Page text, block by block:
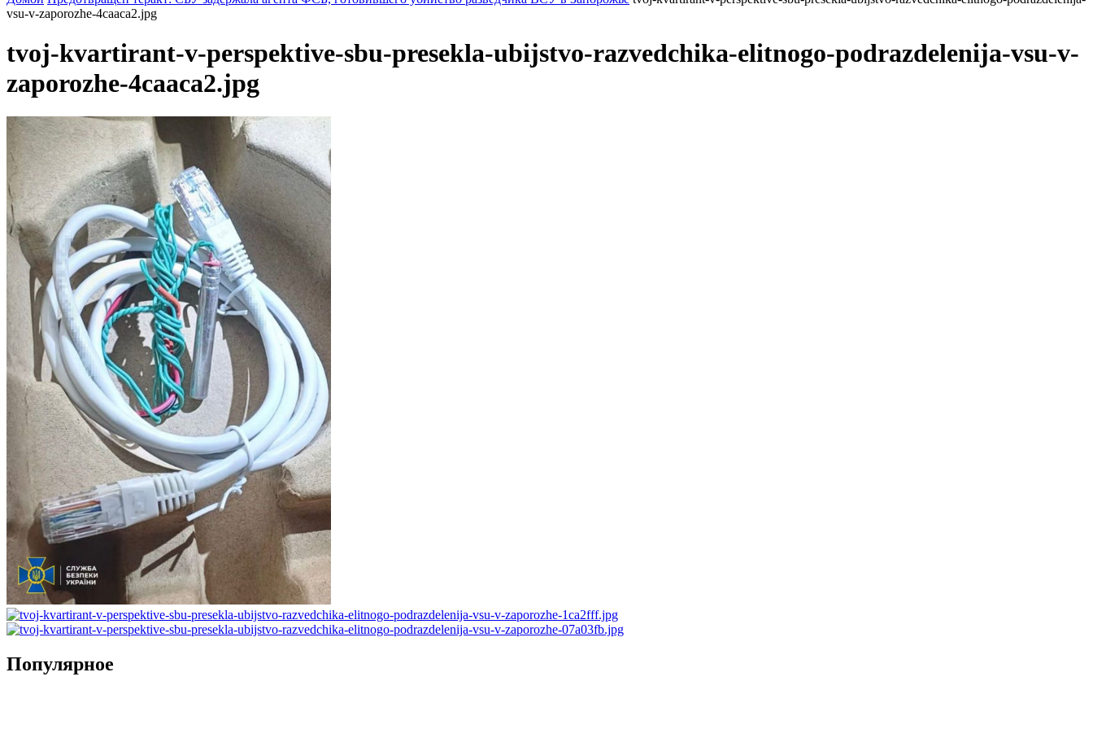
vsu-v-zaporozhe-4caaca2.jpg
tvoj-kvartirant-v-perspektive-sbu-presekla-ubijstvo-razvedchika-elitnogo-podrazdelenija-vsu-v-
zaporozhe-4caaca2.jpg
Популярное